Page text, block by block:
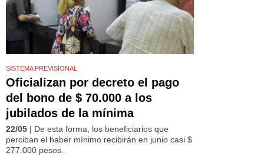
SISTEMA PREVISIONAL
Oficializan por decreto el pago
del bono de $ 70.000 a los
jubilados de la mínima
22/05 | De esta forma, los beneficiarios que
perciban el haber mínimo recibirán en junio casi $
277.000 pesos.